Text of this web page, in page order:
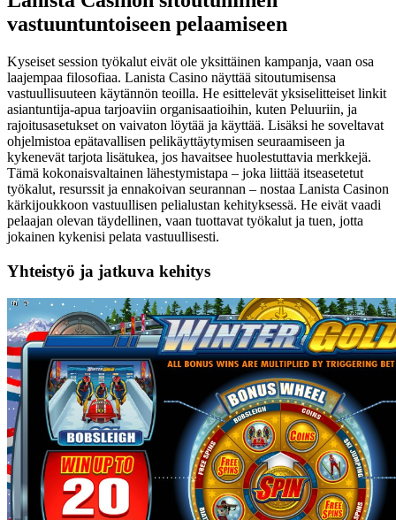
vastuuntuntoiseen pelaamiseen
Kyseiset session työkalut eivät ole yksittäinen kampanja, vaan osa
laajempaa filosofiaa. Lanista Casino näyttää sitoutumisensa
vastuullisuuteen käytännön teoilla. He esittelevät yksiselitteiset linkit
asiantuntija-apua tarjoaviin organisaatioihin, kuten Peluuriin, ja
rajoitusasetukset on vaivaton löytää ja käyttää. Lisäksi he soveltavat
ohjelmistoa epätavallisen pelikäyttäytymisen seuraamiseen ja
kykenevät tarjota lisätukea, jos havaitsee huolestuttavia merkkejä.
Tämä kokonaisvaltainen lähestymistapa – joka liittää itseasetetut
työkalut, resurssit ja ennakoivan seurannan – nostaa Lanista Casinon
kärkijoukkoon vastuullisen pelialustan kehityksessä. He eivät vaadi
pelaajan olevan täydellinen, vaan tuottavat työkalut ja tuen, jotta
jokainen kykenisi pelata vastuullisesti.
Yhteistyö ja jatkuva kehitys